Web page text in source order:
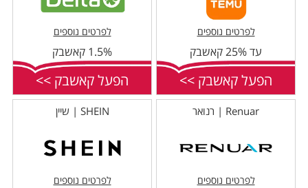
לפרטים נוספים
עד 25% קאשבק
הפעל קאשבק >>
לפרטים נוספים
1.5% קאשבק
הפעל קאשבק >>
Renuar | רנואר
לפרטים נוספים
SHEIN | שיין
לפרטים נוספים